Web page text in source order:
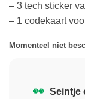
– 3 tech sticker
– 1 codekaart
Momenteel niet
👀 Seintje